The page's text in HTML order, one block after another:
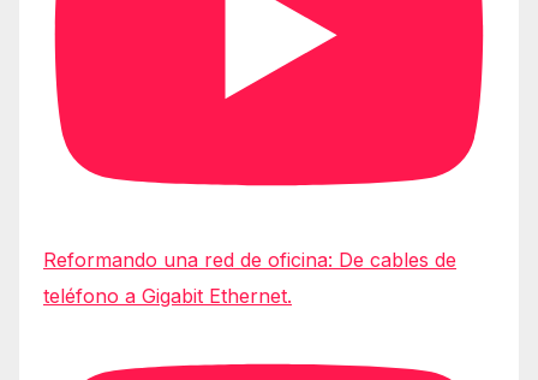
Reformando una red de oficina: De cables de
teléfono a Gigabit Ethernet.